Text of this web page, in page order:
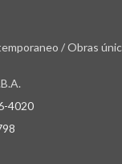
/ Obras
4020